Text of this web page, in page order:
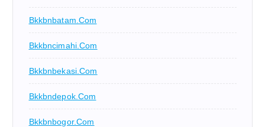
Bkkbnbatam.com
Bkkbncimahi.com
Bkkbnbekasi.com
Bkkbndepok.com
Bkkbnbogor.com